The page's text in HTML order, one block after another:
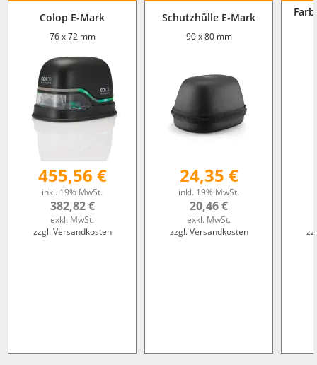
Colop E-Mark
76 x 72 mm
455,56 €
inkl. 19% MwSt.
382,82 €
exkl. MwSt.
zzgl. Versandkosten
Schutzhülle E-Mark
90 x 80 mm
24,35 €
inkl. 19% MwSt.
20,46 €
exkl. MwSt.
zzgl. Versandkosten